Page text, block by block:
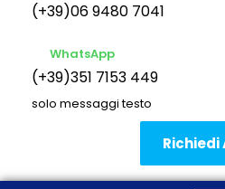
(+39)06 9480 7041
WhatsApp
(+39)351 7153 449
solo messaggi testo
Richiedi